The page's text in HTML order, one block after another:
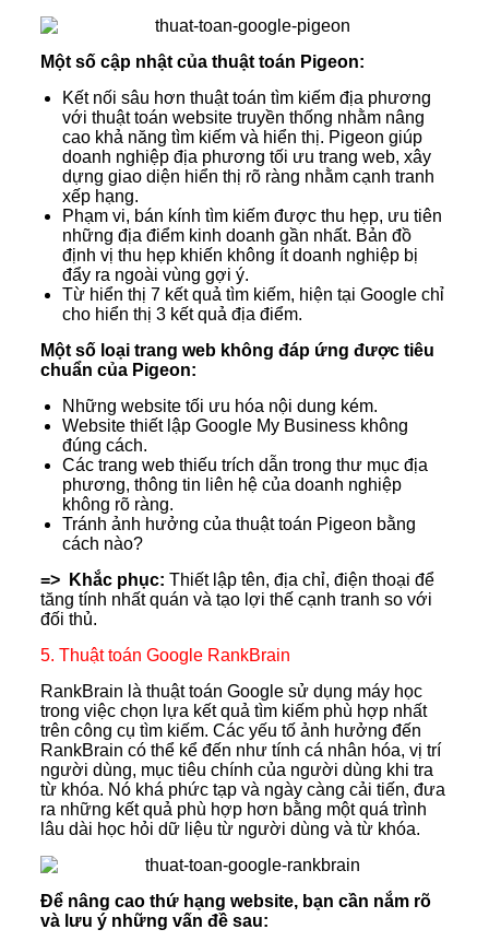
Một số cập nhật của thuật toán Pigeon:
Kết nối sâu hơn thuật toán tìm kiếm địa phương
với thuật toán website truyền thống nhằm nâng
cao khả năng tìm kiếm và hiển thị. Pigeon giúp
doanh nghiệp địa phương tối ưu trang web, xây
dựng giao diện hiển thị rõ ràng nhằm cạnh tranh
xếp hạng.
Phạm vi, bán kính tìm kiếm được thu hẹp, ưu tiên
những địa điểm kinh doanh gần nhất. Bản đồ
định vị thu hẹp khiến không ít doanh nghiệp bị
đẩy ra ngoài vùng gợi ý.
Từ hiển thị 7 kết quả tìm kiếm, hiện tại Google chỉ
cho hiển thị 3 kết quả địa điểm.
Một số loại trang web không đáp ứng được tiêu
chuẩn của Pigeon:
Những website tối ưu hóa nội dung kém.
Website thiết lập Google My Business không
đúng cách.
Các trang web thiếu trích dẫn trong thư mục địa
phương, thông tin liên hệ của doanh nghiệp
không rõ ràng.
Tránh ảnh hưởng của thuật toán Pigeon bằng
cách nào?
=> Khắc phục: Thiết lập tên, địa chỉ, điện thoại để
tăng tính nhất quán và tạo lợi thế cạnh tranh so với
đối thủ.
5. Thuật toán Google RankBrain
RankBrain là thuật toán Google sử dụng máy học
trong việc chọn lựa kết quả tìm kiếm phù hợp nhất
trên công cụ tìm kiếm. Các yếu tố ảnh hưởng đến
RankBrain có thể kể đến như tính cá nhân hóa, vị trí
người dùng, mục tiêu chính của người dùng khi tra
từ khóa. Nó khá phức tạp và ngày càng cải tiến, đưa
ra những kết quả phù hợp hơn bằng một quá trình
lâu dài học hỏi dữ liệu từ người dùng và từ khóa.
Để nâng cao thứ hạng website, bạn cần nắm rõ
và lưu ý những vấn đề sau: